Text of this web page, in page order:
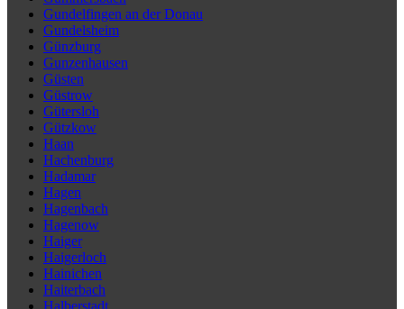
Gundelfingen an der Donau
Gundelsheim
Günzburg
Gunzenhausen
Güsten
Güstrow
Gütersloh
Gützkow
Haan
Hachenburg
Hadamar
Hagen
Hagenbach
Hagenow
Haiger
Haigerloch
Hainichen
Haiterbach